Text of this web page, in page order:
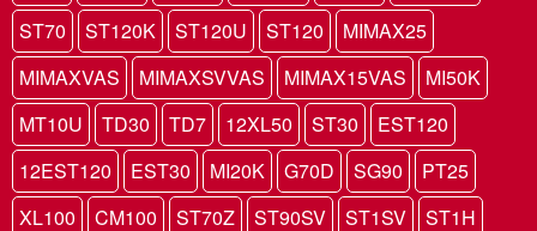
ST70
ST120K ST120U ST120
MIMAX25
MIMAXVAS
MIMAXSVVAS MIMAX15VAS
MI50K
MT10U
TD30 TD7 12XL50 ST30
EST120
12EST120
EST30 MI20K G70D SG90
PT25
XL100
CM100 ST70Z ST90SV ST1SV
ST1H